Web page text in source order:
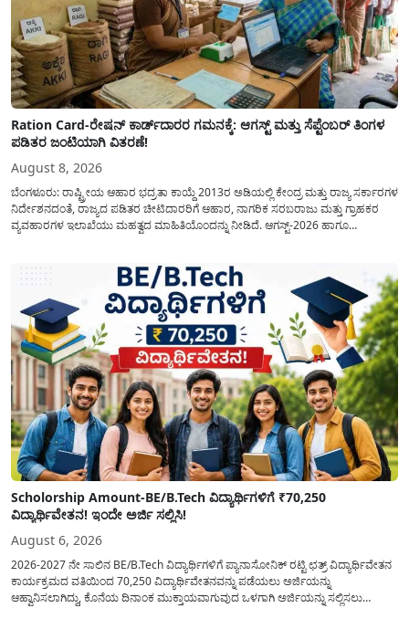
Ration Card-ರೇಷನ್ ಕಾರ್ಡ್‍ದಾರರ ಗಮನಕ್ಕೆ: ಆಗಸ್ಟ್ ಮತ್ತು ಸೆಪ್ಟೆಂಬರ್ ತಿಂಗಳ
ಪಡಿತರ ಜಂಟಿಯಾಗಿ ವಿತರಣೆ!
August 8, 2026
ಬೆಂಗಳೂರು: ರಾಷ್ಟ್ರೀಯ ಆಹಾರ ಭದ್ರತಾ ಕಾಯ್ದೆ 2013ರ ಅಡಿಯಲ್ಲಿ ಕೇಂದ್ರ ಮತ್ತು ರಾಜ್ಯ ಸರ್ಕಾರಗಳ
ನಿರ್ದೇಶನದಂತೆ, ರಾಜ್ಯದ ಪಡಿತರ ಚೀಟಿದಾರರಿಗೆ ಆಹಾರ, ನಾಗರಿಕ ಸರಬರಾಜು ಮತ್ತು ಗ್ರಾಹಕರ
ವ್ಯವಹಾರಗಳ ಇಲಾಖೆಯು ಮಹತ್ವದ ಮಾಹಿತಿಯೊಂದನ್ನು ನೀಡಿದೆ. ಆಗಸ್ಟ್-2026 ಹಾಗೂ
Scholorship Amount-BE/B.Tech ವಿದ್ಯಾರ್ಥಿಗಳಿಗೆ ₹70,250
ವಿದ್ಯಾರ್ಥಿವೇತನ! ಇಂದೇ ಅರ್ಜಿ ಸಲ್ಲಿಸಿ!
August 6, 2026
2026-2027 ನೇ ಸಾಲಿನ BE/B.Tech ವಿದ್ಯಾರ್ಥಿಗಳಿಗೆ ಪ್ಯಾನಾಸೋನಿಕ್ ರಟ್ಟಿ ಛತ್ರ್ ವಿದ್ಯಾರ್ಥಿವೇತನ
ಕಾರ್ಯಕ್ರಮದ ವತಿಯಿಂದ 70,250 ವಿದ್ಯಾರ್ಥಿವೇತನವನ್ನು ಪಡೆಯಲು ಅರ್ಜಿಯನ್ನು
ಆಹ್ವಾನಿಸಲಾಗಿದ್ದು, ಕೊನೆಯ ದಿನಾಂಕ ಮುಕ್ತಾಯವಾಗುವುದ ಒಳಗಾಗಿ ಅರ್ಜಿಯನ್ನು ಸಲ್ಲಿಸಲು